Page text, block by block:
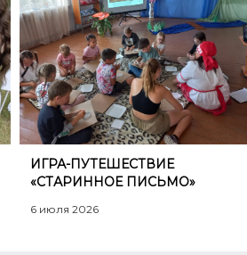
​ИГРА-ПУТЕШЕСТВИЕ
«СТАРИННОЕ ПИСЬМО»
6 июля 2026